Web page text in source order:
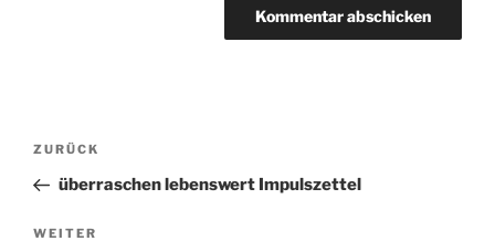
Beitragsnavigation
Vorheriger
Beitrag
ZURÜCK
überraschen lebenswert Impulszettel
Nächster
WEITER